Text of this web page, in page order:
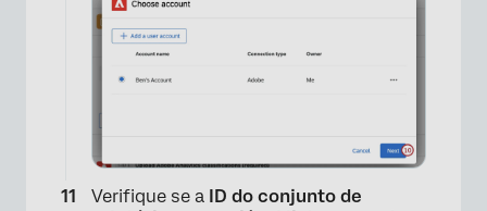
Verifique se a ID do conjunto de